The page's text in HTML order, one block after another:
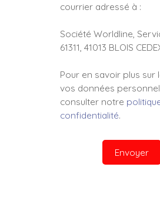
courrier adressé à :
Société Worldline,
61311, 41013 BLOIS
Pour en savoir plus sur
vos données
consulter notre
confidentialité.
Envoyer